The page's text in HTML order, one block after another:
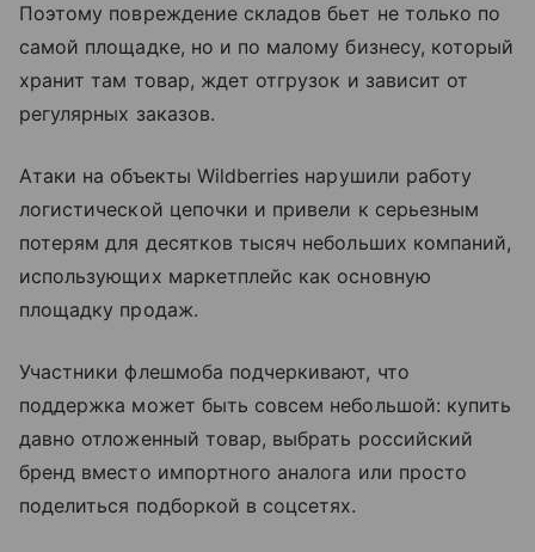
Поэтому повреждение складов бьет не только по
самой площадке, но и по малому бизнесу, который
хранит там товар, ждет отгрузок и зависит от
регулярных заказов.
Атаки на объекты Wildberries нарушили работу
логистической цепочки и привели к серьезным
потерям для десятков тысяч небольших компаний,
использующих маркетплейс как основную
площадку продаж.
Участники флешмоба подчеркивают, что
поддержка может быть совсем небольшой: купить
давно отложенный товар, выбрать российский
бренд вместо импортного аналога или просто
поделиться подборкой в соцсетях.